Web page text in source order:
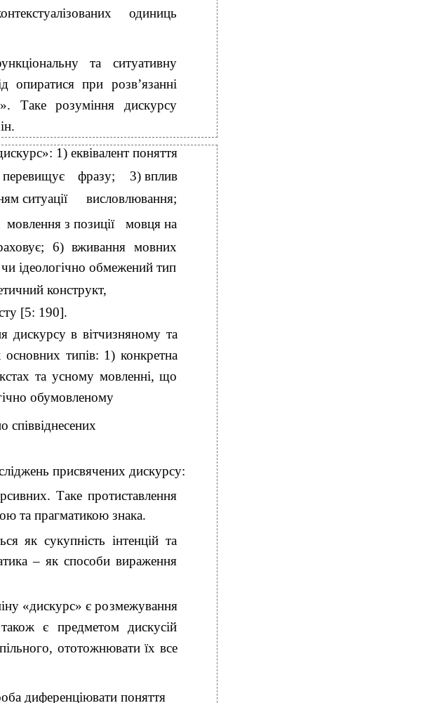
одиниць
та ситуативну
опиратися при розв’язанні
Таке розуміння дискурсу
1) еквівалент поняття
перевищує фразу;
3) вплив
ситуації
висловлювання;
мовлення з позиції
мовця на
6) вживання мовних
ідеологічно обмежений тип
конструкт,
[5: 190].
дискурсу в вітчизняному та
типів: 1) конкретна
та усному мовленні, що
обумовленому
співвіднесених
присвячених дискурсу:
Таке протиставлення
та прагматикою знака.
як сукупність інтенцій та
– як способи вираження
«дискурс» є розмежування
є предметом дискусій
ототожнювати їх все
диференціювати поняття